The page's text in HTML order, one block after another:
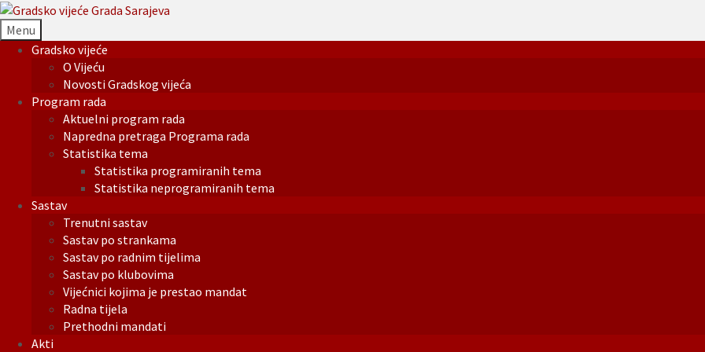
Menu
Gradsko vijeće
O Vijeću
Novosti Gradskog vijeća
Program rada
Aktuelni program rada
Napredna pretraga Programa rada
Statistika tema
Statistika programiranih tema
Statistika neprogramiranih tema
Sastav
Trenutni sastav
Sastav po strankama
Sastav po radnim tijelima
Sastav po klubovima
Vijećnici kojima je prestao mandat
Radna tijela
Prethodni mandati
Akti